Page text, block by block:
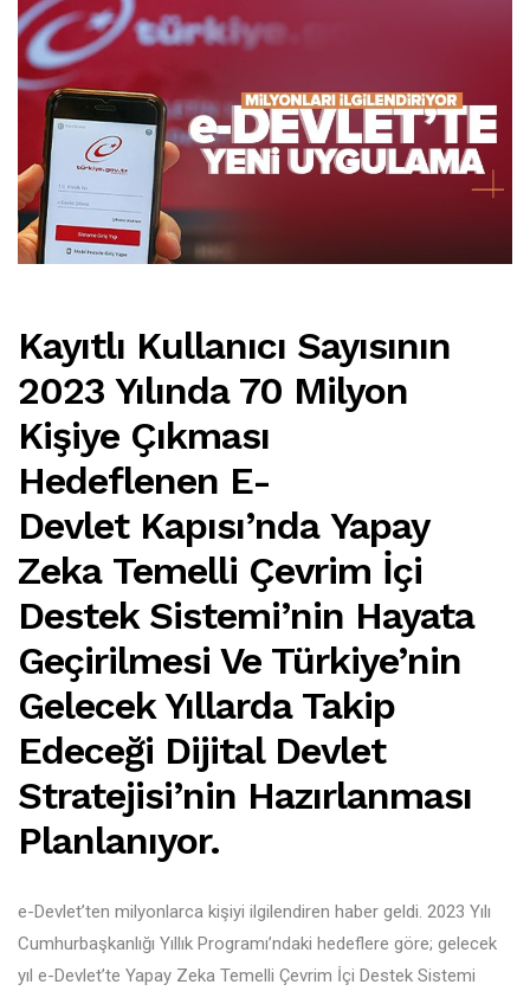
Kayıtlı Kullanıcı Sayısının
2023 Yılında 70 Milyon
Kişiye Çıkması
Hedeflenen E-
Devlet Kapısı’nda Yapay
Zeka Temelli Çevrim İçi
Destek Sistemi’nin Hayata
Geçirilmesi Ve Türkiye’nin
Gelecek Yıllarda Takip
Edeceği Dijital Devlet
Stratejisi’nin Hazırlanması
Planlanıyor.
e-Devlet’ten milyonlarca kişiyi ilgilendiren haber geldi. 2023 Yılı
Cumhurbaşkanlığı Yıllık Programı’ndaki hedeflere göre; gelecek
yıl e-Devlet’te Yapay Zeka Temelli Çevrim İçi Destek Sistemi